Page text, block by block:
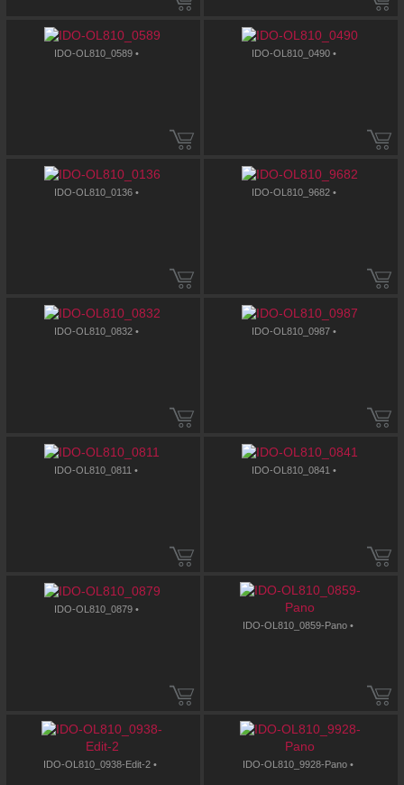
IDO-OL810_0589 • IDO-OL810_0490 •
IDO-OL810_0136 • IDO-OL810_9682 •
IDO-OL810_0832 • IDO-OL810_0987 •
IDO-OL810_0811 • IDO-OL810_0841 •
IDO-OL810_0879 •
IDO-OL810_0859-Pano •
IDO-OL810_0938-Edit-2 • IDO-OL810_9928-Pano •